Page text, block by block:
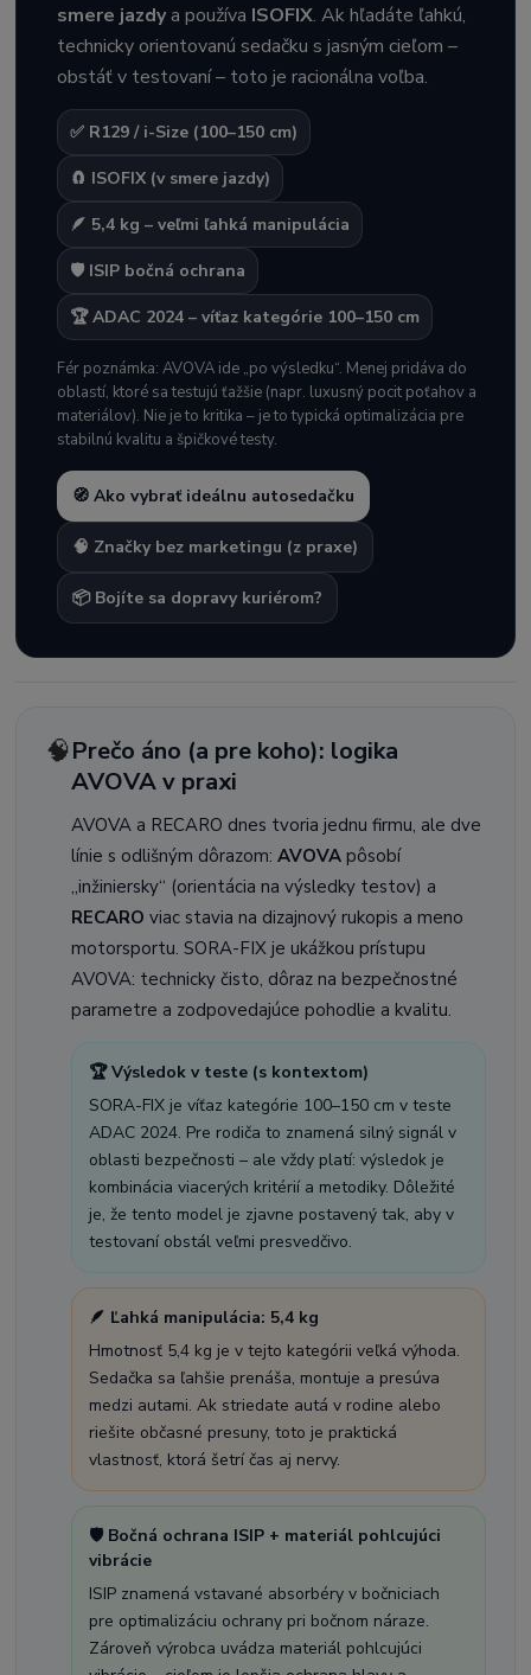
smere jazdya používa ISOFIX. Ak hľadáte ľahkú,
technicky orientovanú sedačku s jasným cieľom –
obstáť v testovaní – toto je racionálna voľba.
✅ R129 / i-Size (100–150 cm)
🧲 ISOFIX (v smere jazdy)
🪶 5,4 kg – veľmi ľahká manipulácia
🛡️ ISIP bočná ochrana
🏆 ADAC 2024 – víťaz kategórie 100–150 cm
Fér poznámka: AVOVA ide „po výsledku“. Menej pridáva do
oblastí, ktoré sa testujú ťažšie (napr. luxusný pocit poťahov a
materiálov). Nie je to kritika – je to typická optimalizácia pre
stabilnú kvalitu a špičkové testy.
🧭 Ako vybrať ideálnu autosedačku
🧠 Značky bez marketingu (z praxe)
📦 Bojíte sa dopravy kuriérom?
🧠Prečo áno (a pre koho): logika
AVOVA v praxi
AVOVA a RECARO dnes tvoria jednu firmu, ale dve
línie s odlišným dôrazom:AVOVA pôsobí
„inžiniersky“ (orientácia na výsledky testov) a
RECARO viac stavia na dizajnový rukopis a meno
motorsportu. SORA-FIX je ukážkou prístupu
AVOVA: technicky čisto, dôraz na bezpečnostné
parametre a zodpovedajúce pohodlie a kvalitu.
🏆 Výsledok v teste (s kontextom)
SORA-FIX je víťaz kategórie 100–150 cm v teste
ADAC 2024. Pre rodiča to znamená silný signál v
oblasti bezpečnosti – ale vždy platí: výsledok je
kombinácia viacerých kritérií a metodiky. Dôležité
je, že tento model je zjavne postavený tak, aby v
testovaní obstál veľmi presvedčivo.
🪶 Ľahká manipulácia: 5,4 kg
Hmotnosť 5,4 kg je v tejto kategórii veľká výhoda.
Sedačka sa ľahšie prenáša, montuje a presúva
medzi autami. Ak striedate autá v rodine alebo
riešite občasné presuny, toto je praktická
vlastnosť, ktorá šetrí čas aj nervy.
🛡️ Bočná ochrana ISIP + materiál pohlcujúci
vibrácie
ISIP znamená vstavané absorbéry v bočniciach
pre optimalizáciu ochrany pri bočnom náraze.
Zároveň výrobca uvádza materiál pohlcujúci